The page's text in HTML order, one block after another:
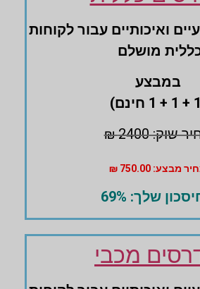
‏ואיכותיים עבור לקוחות
מושלם
במבצע
שוק: 2400 ₪
מבצע: 750.00 ₪
שלך: 69%
מכבי